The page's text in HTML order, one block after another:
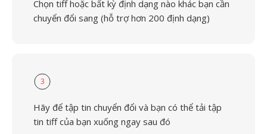
Chọn tiff hoặc bất kỳ định dạng nào khác bạn cần
chuyển đổi sang (hỗ trợ hơn 200 định dạng)
3
Hãy để tập tin chuyển đổi và bạn có thể tải tập
tin tiff của bạn xuống ngay sau đó